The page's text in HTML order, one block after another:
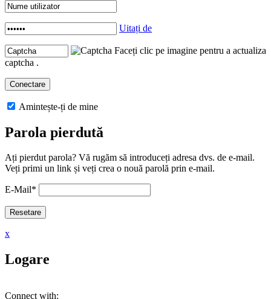
Uitați de
Faceți clic pe imagine pentru a actualiza
captcha .
Amintește-ți de mine
Parola pierdută
Ați pierdut parola? Vă rugăm să introduceți adresa dvs. de e-mail.
Veți primi un link și veți crea o nouă parolă prin e-mail.
E-Mail*
x
Logare
Connect with: